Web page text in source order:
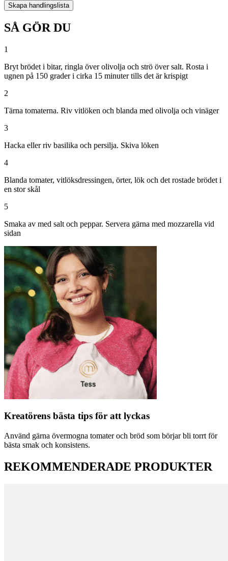
Skapa handlingslista
SÅ GÖR DU
1
Bryt brödet i bitar, ringla över olivolja och strö över salt. Rosta i
ugnen på 150 grader i cirka 15 minuter tills det är krispigt
2
Tärna tomaterna. Riv vitlöken och blanda med olivolja och vinäger
3
Hacka eller riv basilika och persilja. Skiva löken
4
Blanda tomater, vitlöksdressingen, örter, lök och det rostade brödet i
en stor skål
5
Smaka av med salt och peppar. Servera gärna med mozzarella vid
sidan
Kreatörens bästa tips för att lyckas
Använd gärna övermogna tomater och bröd som börjar bli torrt för
bästa smak och konsistens.
REKOMMENDERADE PRODUKTER